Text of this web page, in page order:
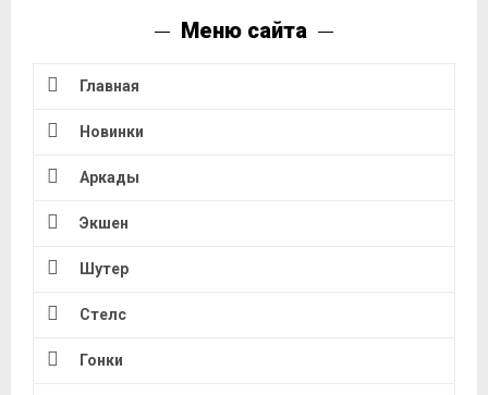
Меню сайта
Главная
Новинки
Аркады
Экшен
Шутер
Стелс
Гонки